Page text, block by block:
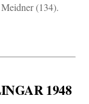
(134).
1948